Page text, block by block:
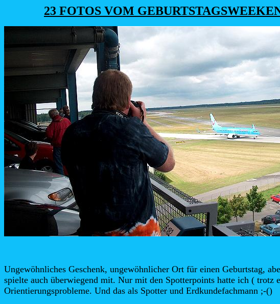
23 FOTOS VOM
Ungewöhnliches Geschenk, ungewöhnlicher Ort für einen Geburtstag,
spielte auch überwiegend mit. Nur mit den Spotterpoints hatte ich ( trotz
Orientierungsprobleme. Und das als Spotter und Erdkundefachmann ;-()